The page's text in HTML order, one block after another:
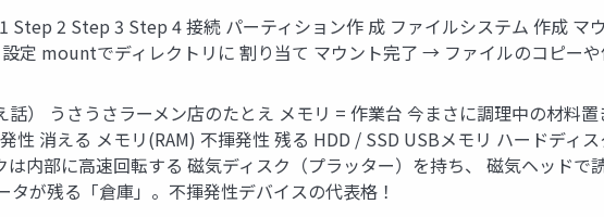
2 Step 3 Step 4 接続 パーティション作 成 ファイルシステム 作成 マ
定 mountでディレクトリに 割り当て マウント完了 → ファイルのコピーや
） うさうさラーメン店のたとえ メモリ = 作業台 今まさに調理中の材料
性 消える メモリ(RAM) 不揮発性 残る HDD / SSD USBメモリ ハードディ
内部に高速回転する 磁気ディスク（プラッター）を持ち、 磁気ヘッドで
が残る「倉庫」。不揮発性デバイスの代表格！